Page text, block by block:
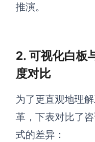
AI生成用户画像
AI生成Smart分析
AI生成波士顿矩阵
AI生成波特五力模型
AI生成4P营销理论模型
推演。
2. 可视化白板
度对比
为了更直观地理
革，下表对比了
式的差异：